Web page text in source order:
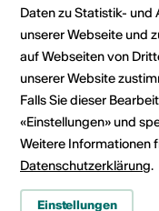
Daten zu Statistik- und
unserer Webseite und
auf Webseiten von
unserer Website
Falls Sie dieser
«Einstellungen» und
Weitere Informationen
Datenschutzerklärung.
Einstellungen